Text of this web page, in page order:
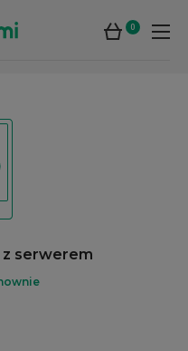
0
z serwerem